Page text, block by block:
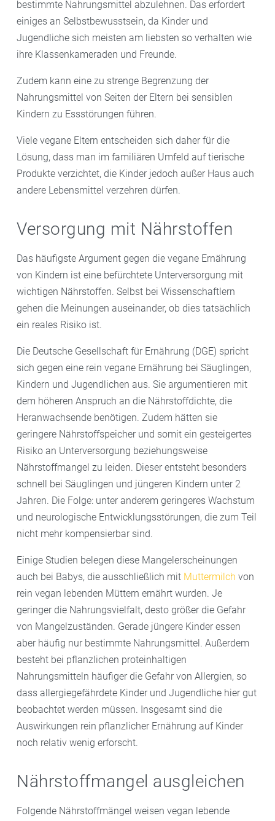
bestimmte Nahrungsmittel abzulehnen. Das erfordert
einiges an Selbstbewusstsein, da Kinder und
Jugendliche sich meisten am liebsten so verhalten wie
ihre Klassenkameraden und Freunde.
Zudem kann eine zu strenge Begrenzung der
Nahrungsmittel von Seiten der Eltern bei sensiblen
Kindern zu Essstörungen führen.
Viele vegane Eltern entscheiden sich daher für die
Lösung, dass man im familiären Umfeld auf tierische
Produkte verzichtet, die Kinder jedoch außer Haus auch
andere Lebensmittel verzehren dürfen.
Versorgung mit Nährstoffen
Das häufigste Argument gegen die vegane Ernährung
von Kindern ist eine befürchtete Unterversorgung mit
wichtigen Nährstoffen. Selbst bei Wissenschaftlern
gehen die Meinungen auseinander, ob dies tatsächlich
ein reales Risiko ist.
Die Deutsche Gesellschaft für Ernährung (DGE) spricht
sich gegen eine rein vegane Ernährung bei Säuglingen,
Kindern und Jugendlichen aus. Sie argumentieren mit
dem höheren Anspruch an die Nährstoffdichte, die
Heranwachsende benötigen. Zudem hätten sie
geringere Nährstoffspeicher und somit ein gesteigertes
Risiko an Unterversorgung beziehungsweise
Nährstoffmangel zu leiden. Dieser entsteht besonders
schnell bei Säuglingen und jüngeren Kindern unter 2
Jahren. Die Folge: unter anderem geringeres Wachstum
und neurologische Entwicklungsstörungen, die zum Teil
nicht mehr kompensierbar sind.
Einige Studien belegen diese Mangelerscheinungen
auch bei Babys, die ausschließlich mit Muttermilch von
rein vegan lebenden Müttern ernährt wurden. Je
geringer die Nahrungsvielfalt, desto größer die Gefahr
von Mangelzuständen. Gerade jüngere Kinder essen
aber häufig nur bestimmte Nahrungsmittel. Außerdem
besteht bei pflanzlichen proteinhaltigen
Nahrungsmitteln häufiger die Gefahr von Allergien, so
dass allergiegefährdete Kinder und Jugendliche hier gut
beobachtet werden müssen. Insgesamt sind die
Auswirkungen rein pflanzlicher Ernährung auf Kinder
noch relativ wenig erforscht.
Nährstoffmangel ausgleichen
Folgende Nährstoffmängel weisen vegan lebende